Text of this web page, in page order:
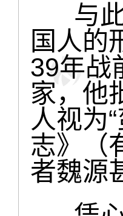
与此
国人的
39年战
家，他
人视为
志》（
者魏源